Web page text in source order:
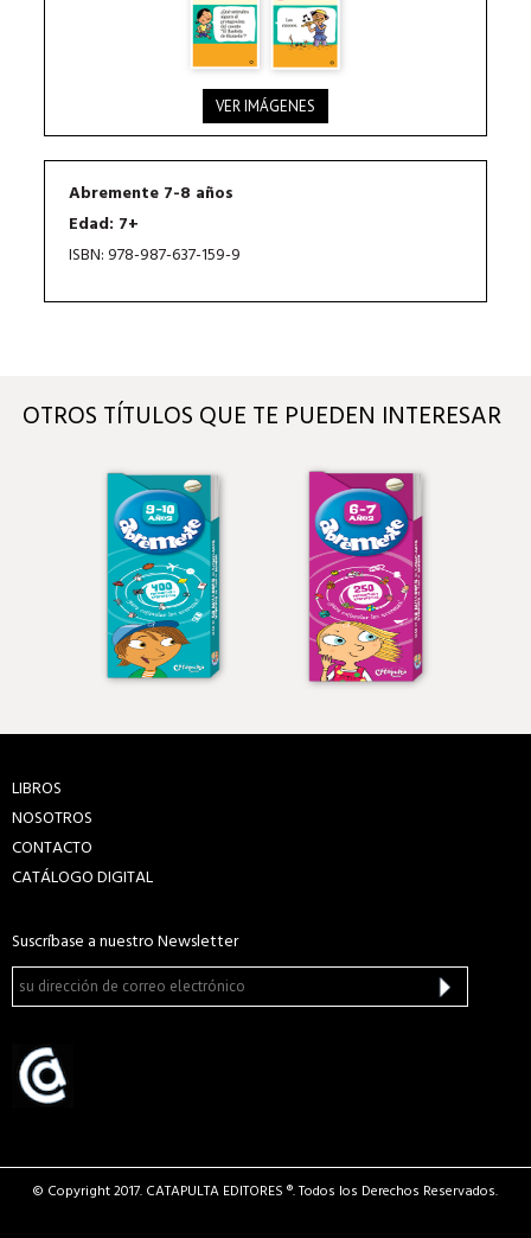
VER IMÁGENES
Abremente 7-8 años
Edad: 7+
ISBN: 978-987-637-159-9
OTROS TÍTULOS QUE TE PUEDEN INTERESAR
LIBROS
NOSOTROS
CONTACTO
CATÁLOGO DIGITAL
Suscríbase a nuestro Newsletter
© Copyright 2017. CATAPULTA EDITORES ®. Todos los Derechos Reservados.